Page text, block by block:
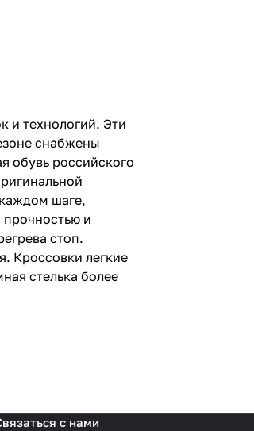
и технологий. Эти
снабжены
обувь российского
шаге,
прочностью и
стоп.
Кроссовки легкие
стелька более
с нами